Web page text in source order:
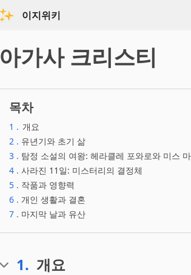
이지위키
아가사 크리스티
목차
1 . 개요
2 . 유년기와 초기 삶
3 . 탐정 소설의 여왕: 헤라클레 포와로와 미스
4 . 사라진 11일: 미스터리의 결정체
5 . 작품과 영향력
6 . 개인 생활과 결혼
7 . 마지막 날과 유산
1. 개요